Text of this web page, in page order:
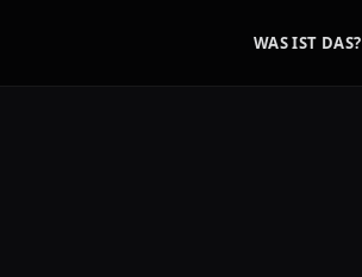
WAS IST DAS?